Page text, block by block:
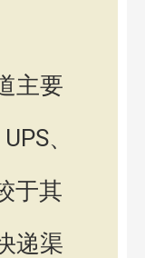
主要
、
于其
递渠